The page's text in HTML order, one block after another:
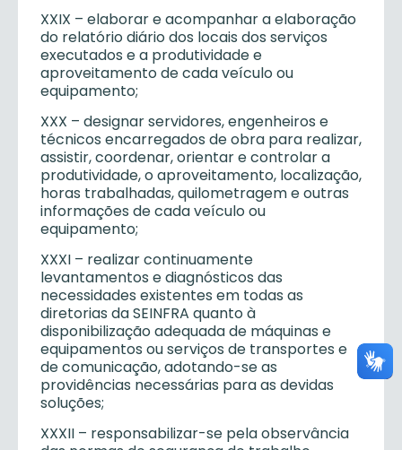
XXIX – elaborar e acompanhar a elaboração
do relatório diário dos locais dos serviços
executados e a produtividade e
aproveitamento de cada veículo ou
equipamento;
XXX – designar servidores, engenheiros e
técnicos encarregados de obra para realizar,
assistir, coordenar, orientar e controlar a
produtividade, o aproveitamento, localização,
horas trabalhadas, quilometragem e outras
informações de cada veículo ou
equipamento;
XXXI – realizar continuamente
levantamentos e diagnósticos das
necessidades existentes em todas as
diretorias da SEINFRA quanto à
disponibilização adequada de máquinas e
equipamentos ou serviços de transportes e
de comunicação, adotando-se as
providências necessárias para as devidas
soluções;
XXXII – responsabilizar-se pela observância